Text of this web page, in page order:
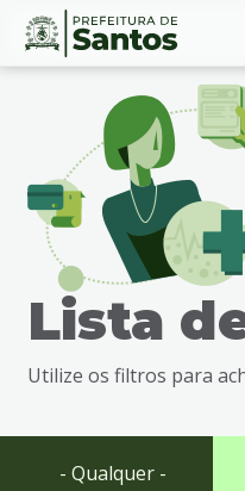
Ir
busca
Ir
Conteúdo
Lista
Utilize os filtros para
- Qualquer -